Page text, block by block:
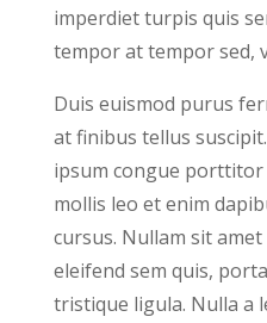
imperdiet turpis quis
tempor at tempor sed,
Duis euismod purus
at finibus tellus
ipsum congue porttitor
mollis leo et enim
cursus. Nullam sit
eleifend sem quis,
tristique ligula. Nulla a